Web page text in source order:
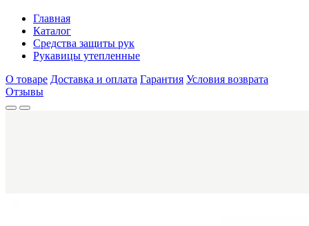
Главная
Каталог
Средства защиты рук
Рукавицы утепленные
О товаре Доставка и оплата Гарантия Условия возврата
Отзывы